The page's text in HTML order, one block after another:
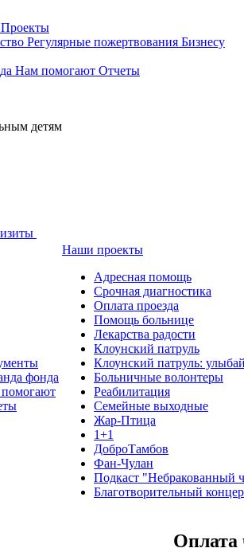
Проекты
Регулярные пожертвования Бизнесу
Нам помогают Отчеты
детям
фонда
Наши проекты
Адресная помощь
Срочная диагностика
Оплата проезда
Помощь больнице
Лекарства радости
Клоунский патруль
Клоунский патруль:
Больничные волонтеры
Реабилитация
Семейные выходные
Жар-Птица
1+1
ДоброТамбов
Фан-Чулан
Подкаст "Небракованный
Благотворительный
Оплата